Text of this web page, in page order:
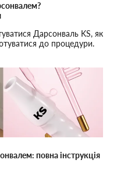
Дарсонваль KS, як
до процедури.
повна інструкція